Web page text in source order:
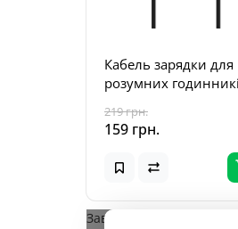
Кабель зарядки для
розумних
GTR 4
219 грн.
159 грн.
Завантажується...